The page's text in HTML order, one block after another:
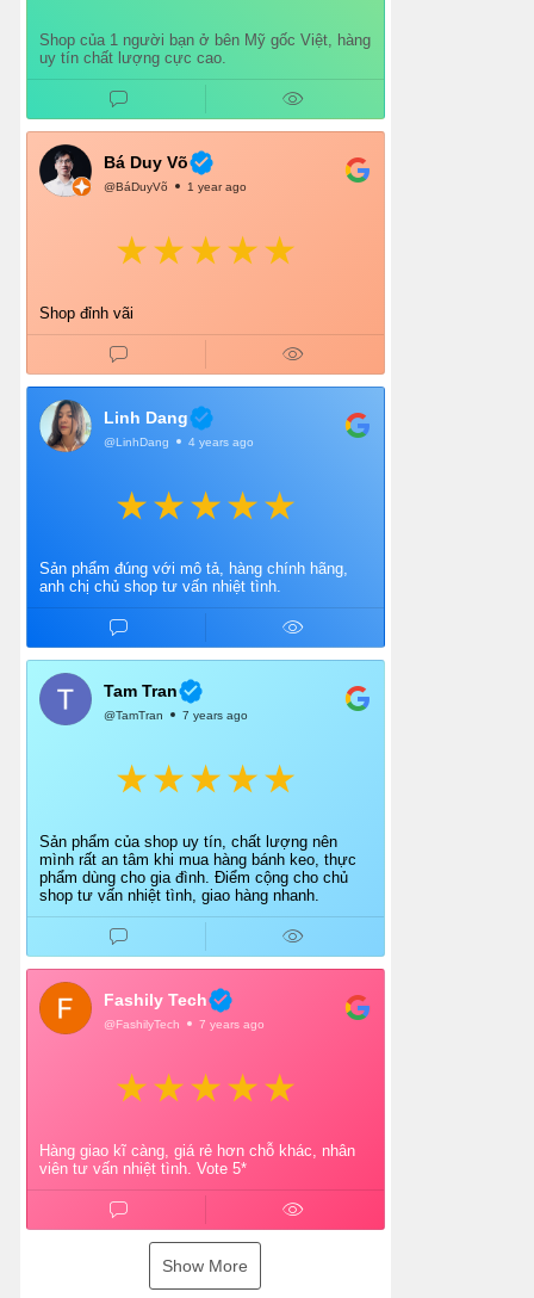
Shop của 1 người bạn ở bên Mỹ gốc Việt, hàng
uy tín chất lượng cực cao.
Bá Duy Võ
@BáDuyVõ 1 year ago
Shop đỉnh vãi
Linh Dang
@LinhDang 4 years ago
Sản phẩm đúng với mô tả, hàng chính hãng,
anh chị chủ shop tư vấn nhiệt tình.
Tam Tran
@TamTran 7 years ago
Sản phẩm của shop uy tín, chất lượng nên
mình rất an tâm khi mua hàng bánh keo, thực
phẩm dùng cho gia đình. Điểm cộng cho chủ
shop tư vấn nhiệt tình, giao hàng nhanh.
Fashily Tech
@FashilyTech 7 years ago
Hàng giao kĩ càng, giá rẻ hơn chỗ khác, nhân
viên tư vấn nhiệt tình. Vote 5*
Show More